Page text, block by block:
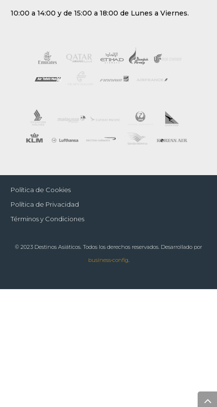
10:00 a 14:00 y de 15:00 a 18:00 de Lunes a Viernes.
Política de Cookies
Política de Privacidad
Términos y Condiciones
© 2023 Destinos Asiáticos. Todos los derechos reservados. Desarrollado por
business•config